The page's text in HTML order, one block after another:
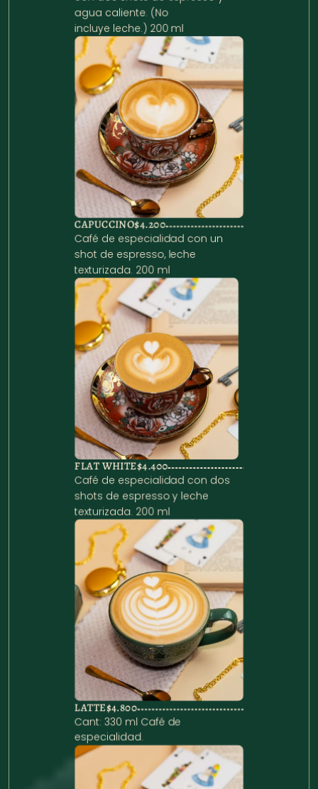
agua caliente. (No
incluye leche.) 200 ml
CAPUCCINO$4.200
Café de especialidad con un
shot de espresso, leche
texturizada. 200 ml
FLAT WHITE$4.400
Café de especialidad con dos
shots de espresso y leche
texturizada. 200 ml
LATTE$4.800
Cant: 330 ml Café de
especialidad.